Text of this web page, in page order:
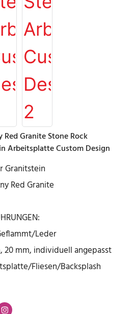
Granite Stone Rock
Arbeitsplatte Custom Design
Granitstein
Red Granite
Leder
20 mm, individuell angepasst
Fliesen/Backsplash